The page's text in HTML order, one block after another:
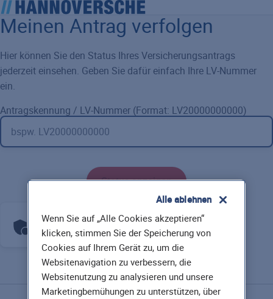
Meinen Antrag verfolgen
Hier können Sie den Status Ihres Versicherungsantrags
jederzeit einsehen. Geben Sie dafür einfach Ihre LV-Nummer
ein.
Antragskennung / LV-Nummer (Format: LV20000000000)
Anti-Roboter-Verifizierung
Hier klicken
Friendly Captcha ⇗
Wenn Sie auf „Alle Cookies akzeptieren“
klicken, stimmen Sie der Speicherung von
Cookies auf Ihrem Gerät zu, um die
Websitenavigation zu verbessern, die
Websitenutzung zu analysieren und unsere
Marketingbemühungen zu unterstützen, über
Alle ablehnen